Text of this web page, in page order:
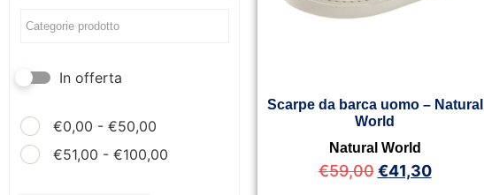
In offerta
€0,00 - €50,00
€51,00 - €100,00
Scarpe da barca uomo – Natural
World
Natural World
€59,00 €41,30